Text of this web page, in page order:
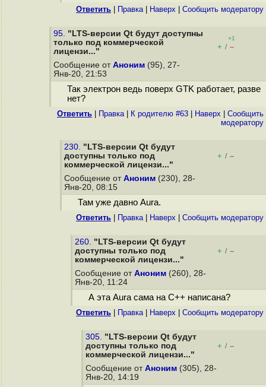
Ответить Правка| Наверх Cообщить модератору
95. "LTS-версии Qt будут доступны
только под коммерческой
лицензи..."
+1
+ / –
Сообщение от Аноним (95), 27-
Янв-20, 21:53
Так электрон ведь поверх GTK работает, разве
нет?
Ответить Правка| К родителю #63 Наверх
Cообщить
модератору
230. "LTS-версии Qt будут
доступны только под
коммерческой лицензи..."
+ / –
Сообщение от Аноним (230), 28-
Янв-20, 08:15
Там уже давно Aura.
Ответить Правка| Наверх Cообщить модератору
260. "LTS-версии Qt будут
доступны только под
коммерческой лицензи..."
+ / –
Сообщение от Аноним (260), 28-
Янв-20, 11:24
А эта Aura сама на C++ написана?
Ответить Правка| Наверх Cообщить модератору
305. "LTS-версии Qt будут
доступны только под
коммерческой лицензи..."
+ / –
Сообщение от Аноним (305), 28-
Янв-20, 14:19